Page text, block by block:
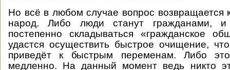
Но всё в любом случае вопрос возвращается
народ. Либо люди станут гражданами,
постепенно складываться «гражданское
удастся осуществить быстрое очищение,
приведёт к быстрым переменам. Либо
медленно. На данный момент ведь никто